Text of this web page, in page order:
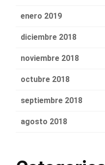
enero 2019
diciembre 2018
noviembre 2018
octubre 2018
septiembre 2018
agosto 2018